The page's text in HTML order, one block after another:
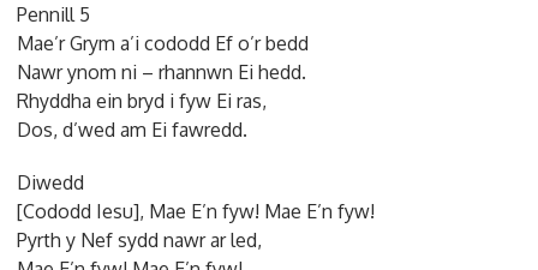
Pennill 5
Mae’r Grym a’i cododd Ef o’r bedd
Nawr ynom ni – rhannwn Ei hedd.
Rhyddha ein bryd i fyw Ei ras,
Dos, d’wed am Ei fawredd.
Diwedd
[Cododd Iesu], Mae E’n fyw! Mae E’n fyw!
Pyrth y Nef sydd nawr ar led,